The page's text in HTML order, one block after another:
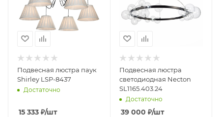
Подвесная люстра паук
Shirley LSP-8437
Достаточно
15 333 ₽/шт
Подвесная люстра
светодиодная Necton
SL1165.403.24
Достаточно
39 000 ₽/шт